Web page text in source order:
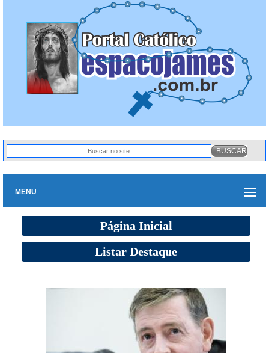
MENU
Página Inicial
Listar Destaque